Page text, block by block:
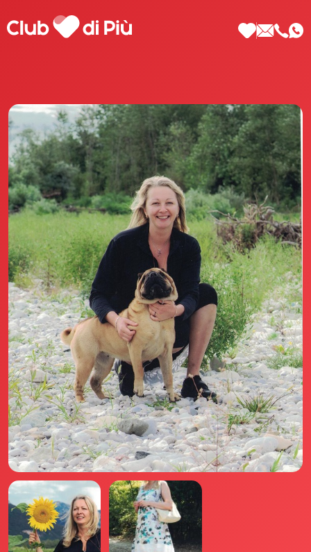
Scopri Club di Più
Le testimonianze Club di Più
La fondatrice Valeria Pilla
Annunci Donne
Agenzia matrimoniale Club di Più
Love Notebook
Il libro Donna di Cuori
Quanto costa Club di Più
Love Academy
Domande Frequenti
Impegno Sociale
Le nostre sedi
Facebook
YouTube
Instagram
TikTok